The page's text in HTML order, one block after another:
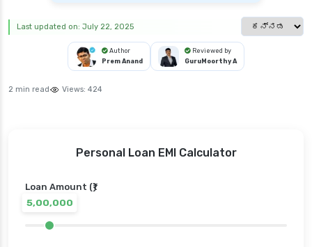
Select
Last updated on: July 22, 2025
Author
Prem Anand
Reviewed by
GuruMoorthy A
2 min read Views: 424
Personal Loan EMI Calculator
Loan Amount (₹)
5,00,000